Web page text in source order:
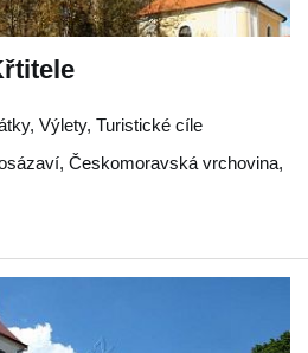
Výlety, Turistické cíle
, Českomoravská vrchovina,